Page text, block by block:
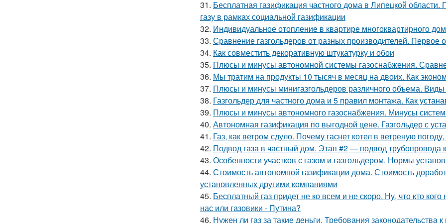
31. Бесплатная газификация частного дома в Липецкой
газу в рамках социальной газификации
32. Индивидуальное отопление в квартире многоквартирного
33. Сравнение газгольдеров от разных производителей. Первое
34. Как совместить декоративную штукатурку и обои
35. Плюсы и минусы автономной системы газоснабжения.
36. Мы тратим на продукты 10 тысяч в месяц на двоих. Как
37. Плюсы и минусы минигазгольдеров различного объема. Виды
38. Газгольдер для частного дома и 5 правил монтажа. Как
39. Плюсы и минусы автономного газоснабжения. Минусы
40. Автономная газификация по выгодной цене. Газгольдер с
41. Газ, как ветром сдуло. Почему гаснет котел в ветреную
42. Подвод газа в частный дом. Этап #2 — подвод трубопровода
43. Особенности участков с газом и газгольдером. Нормы
44. Стоимость автономной газификации дома. Стоимость
установленных другими компаниями
45. Бесплатный газ придет не ко всем и не скоро. Ну, что кто
нас или газовики - Путина?
46. Нужен ли газ за такие деньги. Требования законодательства